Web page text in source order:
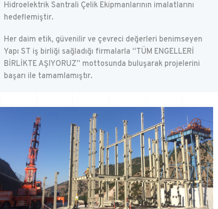
Hidroelektrik Santrali Çelik Ekipmanlarının imalatlarını
hedeflemiştir.
Her daim etik, güvenilir ve çevreci değerleri benimseyen
Yapı ST iş birliği sağladığı firmalarla “TÜM ENGELLERİ
BİRLİKTE AŞIYORUZ” mottosunda buluşarak projelerini
başarı ile tamamlamıştır.